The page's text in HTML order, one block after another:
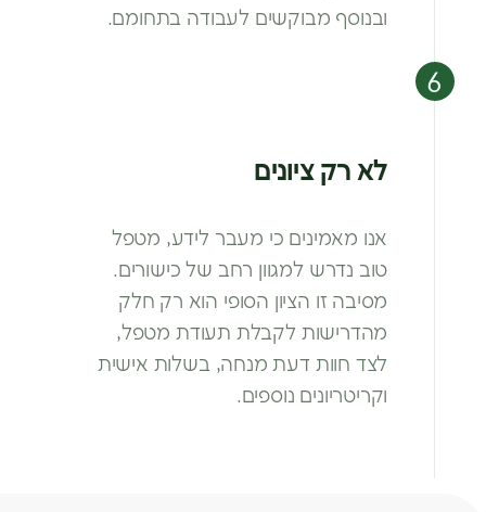
ובנוסף מבוקשים לעבודה בתחומם.
לא רק ציונים
אנו מאמינים כי מעבר לידע, מטפל
טוב נדרש למגוון רחב של כישורים.
מסיבה זו הציון הסופי הוא רק חלק
מהדרישות לקבלת תעודת מטפל,
לצד חוות דעתמנחה, בשלות אישית
וקריטריונים נוספים.